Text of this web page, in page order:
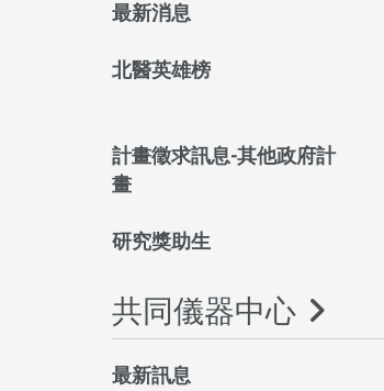
最新消息
北醫英雄榜
計畫徵求訊息-其他政府計
畫
研究獎助生
共同儀器中心
最新訊息